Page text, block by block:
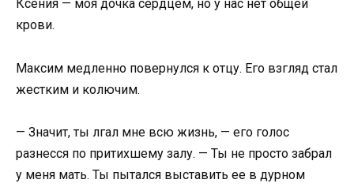
Ксения — моя дочка сердцем, но у нас нет общей
крови.
Максим медленно повернулся к отцу. Его взгляд стал
жестким и колючим.
— Значит, ты лгал мне всю жизнь, — его голос
разнесся по притихшему залу. — Ты не просто забрал
у меня мать. Ты пытался выставить ее в дурном